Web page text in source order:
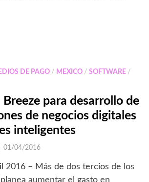
DE PAGO/ MEXICO/ SOFTWARE/
Breeze para desarrollo de
de negocios digitales
inteligentes
01/04/2016
2016 – Más de dos tercios de los
aumentar el gasto en